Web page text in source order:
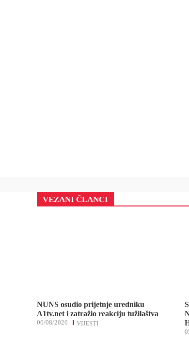
VEZANI ČLANCI
NUNS osudio prijetnje uredniku
A1tv.net i zatražio reakciju tužilaštva
VIJESTI
06/08/2026